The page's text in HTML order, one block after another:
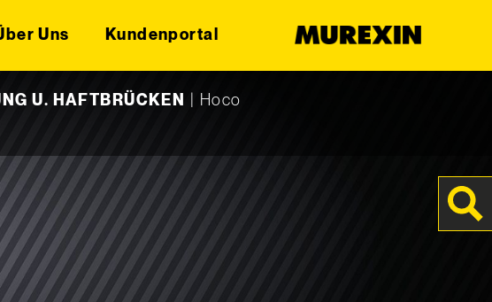
Uns Kundenportal
U. HAFTBRÜCKEN
Hoco